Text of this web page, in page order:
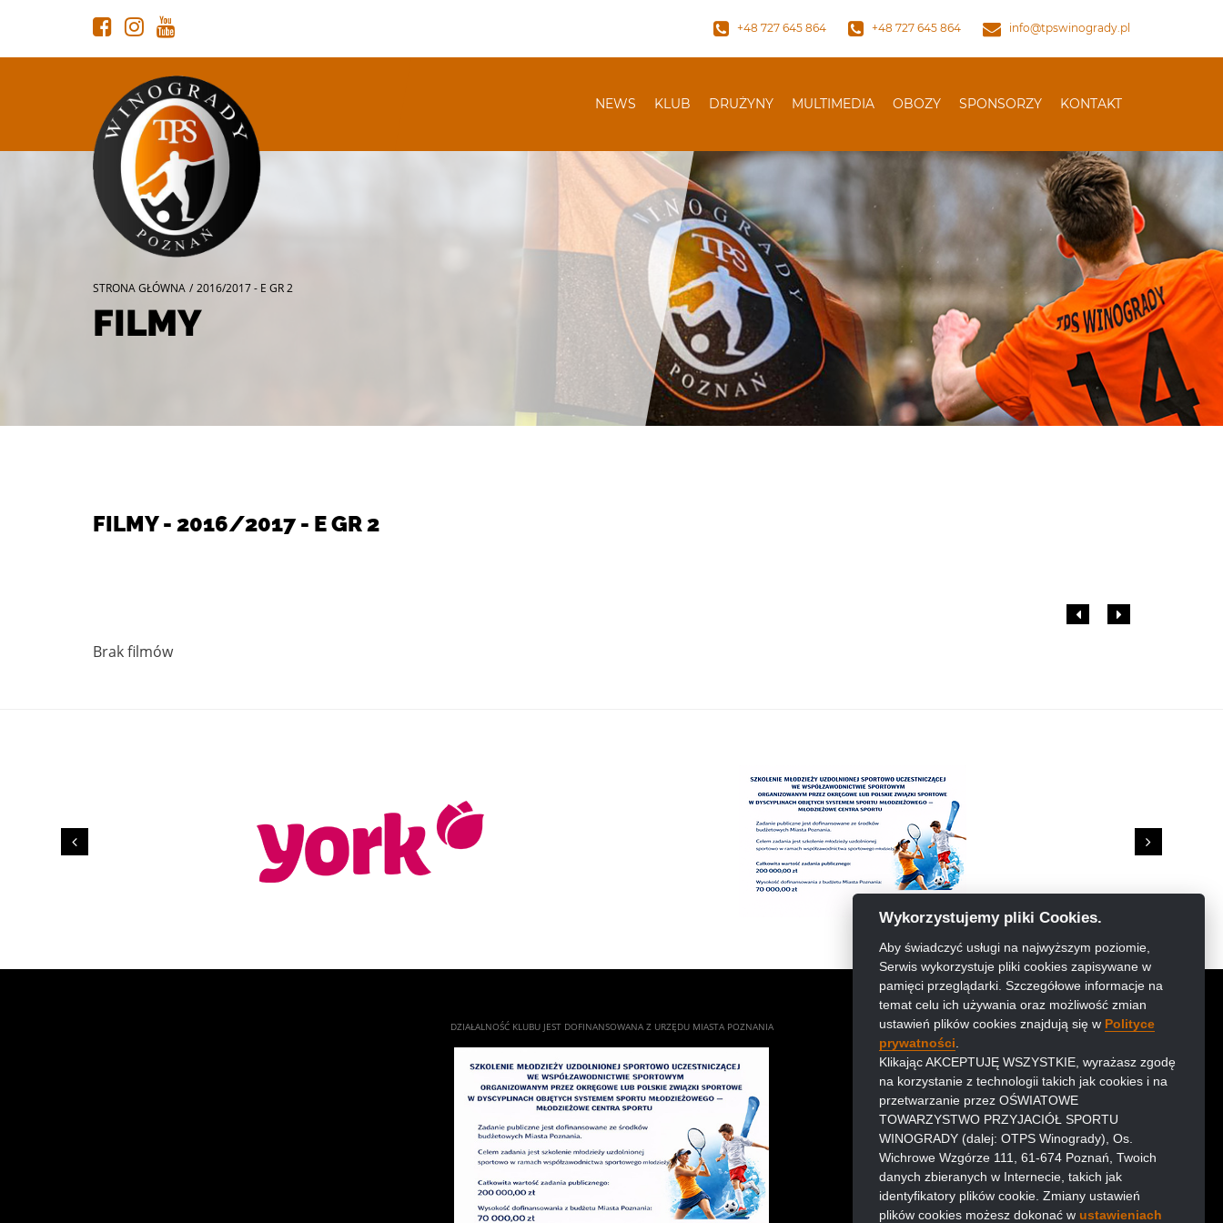
+48 727 645 864 +48 727 645 864 info@tpswinogrady.pl
NEWS KLUB DRUŻYNY MULTIMEDIA OBOZY SPONSORZY KONTAKT
STRONA GŁÓWNA / 2016/2017 - E GR 2
FILMY
FILMY - 2016/2017 - E GR 2
Brak filmów
Previous Next
DZIAŁALNOŚĆ KLUBU JEST DOFINANSOWANA Z URZĘDU MIASTA POZNANIA
Wykorzystujemy pliki Cookies.
Aby świadczyć usługi na najwyższym poziomie,
Serwis wykorzystuje pliki cookies zapisywane w
pamięci przeglądarki. Szczegółowe informacje na
temat celu ich używania oraz możliwość zmian
ustawień plików cookies znajdują się w Polityce
prywatności
Klikając AKCEPTUJĘ WSZYSTKIE, wyrażasz zgodę
na korzystanie z technologii takich jak cookies i na
przetwarzanie przez OŚWIATOWE
TOWARZYSTWO PRZYJACIÓŁ SPORTU
WINOGRADY (dalej: OTPS Winogrady), Os.
Wichrowe Wzgórze 111, 61-674 Poznań, Twoich
danych zbieranych w Internecie, takich jak
identyfikatory plików cookie. Zmiany ustawień
plików cookies możesz dokonać w ustawieniach